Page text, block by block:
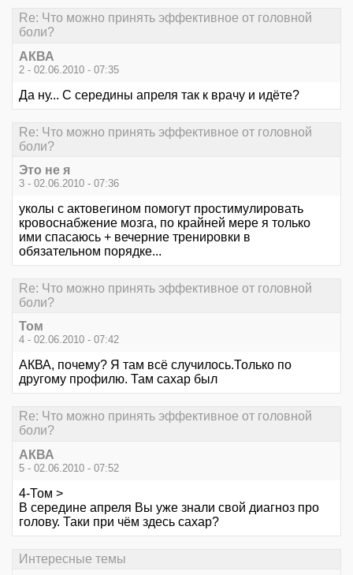
Re: Что можно принять эффективное от головной
боли?
АКВА
2 - 02.06.2010 - 07:35
Да ну... С середины апреля так к врачу и идёте?
Re: Что можно принять эффективное от головной
боли?
Это не я
3 - 02.06.2010 - 07:36
уколы с актовегином помогут простимулировать
кровоснабжение мозга, по крайней мере я только
ими спасаюсь + вечерние тренировки в
обязательном порядке...
Re: Что можно принять эффективное от головной
боли?
Том
4 - 02.06.2010 - 07:42
АКВА, почему? Я там всё случилось.Только по
другому профилю. Там сахар был
Re: Что можно принять эффективное от головной
боли?
АКВА
5 - 02.06.2010 - 07:52
4-Том >
В середине апреля Вы уже знали свой диагноз про
голову. Таки при чём здесь сахар?
Интересные темы